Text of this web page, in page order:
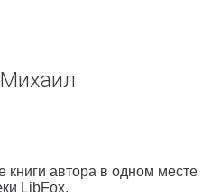
книги автора в одном месте
LibFox.